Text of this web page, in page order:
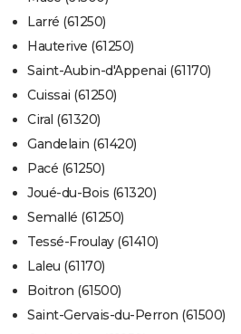
Larré (61250)
Hauterive (61250)
Saint-Aubin-d'Appenai (61170)
Cuissai (61250)
Ciral (61320)
Gandelain (61420)
Pacé (61250)
Joué-du-Bois (61320)
Semallé (61250)
Tessé-Froulay (61410)
Laleu (61170)
Boitron (61500)
Saint-Gervais-du-Perron (61500)